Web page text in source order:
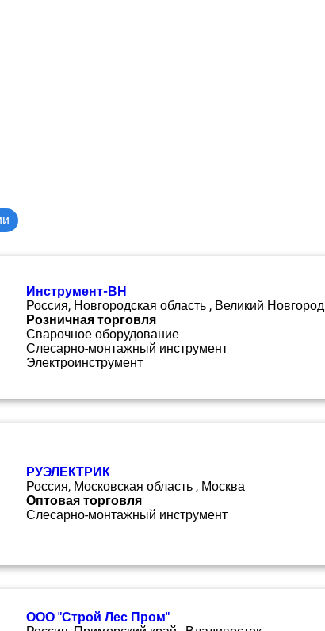
Инструмент-ВН
Россия, Новгородская область , Великий Новгород
Розничная торговля
Сварочное оборудование
Слесарно-монтажный инструмент
Электроинструмент
РУЭЛЕКТРИК
Россия, Московская область , Москва
Оптовая торговля
Слесарно-монтажный инструмент
ООО "Строй Лес Пром"